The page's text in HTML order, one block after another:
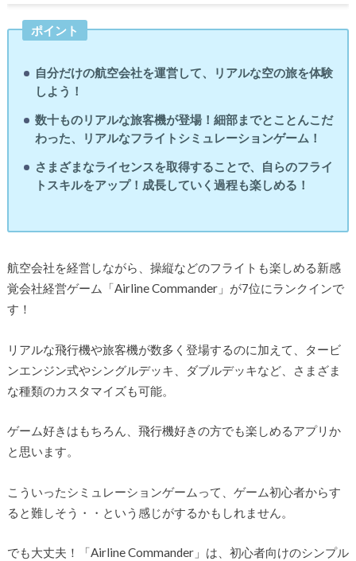
ポイント
自分だけの航空会社を運営して、リアルな空の旅を体験
しよう！
数十ものリアルな旅客機が登場！細部までとことんこだ
わった、リアルなフライトシミュレーションゲーム！
さまざまなライセンスを取得することで、自らのフライ
トスキルをアップ！成長していく過程も楽しめる！
航空会社を経営しながら、操縦などのフライトも楽しめる新感
覚会社経営ゲーム「Airline Commander」が7位にランクインで
す！
リアルな飛行機や旅客機が数多く登場するのに加えて、タービ
ンエンジン式やシングルデッキ、ダブルデッキなど、さまざま
な種類のカスタマイズも可能。
ゲーム好きはもちろん、飛行機好きの方でも楽しめるアプリか
と思います。
こういったシミュレーションゲームって、ゲーム初心者からす
ると難しそう・・という感じがするかもしれません。
でも大丈夫！「Airline Commander」は、初心者向けのシンプル